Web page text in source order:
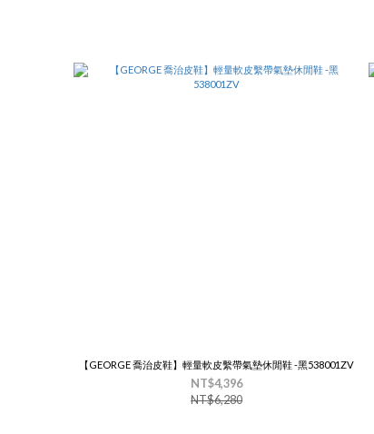
【GEORGE 喬治皮鞋】輕量軟皮繫帶氣墊休閒鞋 -黑538001ZV
NT$4,396
NT$6,280